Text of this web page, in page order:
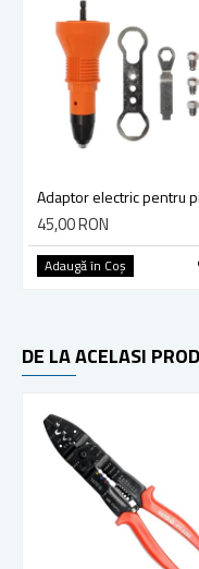
45,00 RON
Adaugă în Coş
DE LA ACELASI